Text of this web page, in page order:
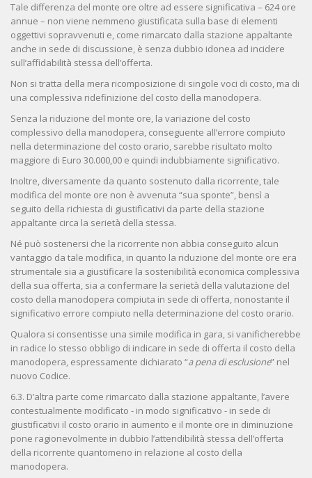
Tale differenza del monte ore oltre ad essere significativa – 624 ore
annue – non viene nemmeno giustificata sulla base di elementi
oggettivi sopravvenuti e, come rimarcato dalla stazione appaltante
anche in sede di discussione, è senza dubbio idonea ad incidere
sull’affidabilità stessa dell’offerta.
Non si tratta della mera ricomposizione di singole voci di costo, ma di
una complessiva ridefinizione del costo della manodopera.
Senza la riduzione del monte ore, la variazione del costo
complessivo della manodopera, conseguente all’errore compiuto
nella determinazione del costo orario, sarebbe risultato molto
maggiore di Euro 30.000,00 e quindi indubbiamente significativo.
Inoltre, diversamente da quanto sostenuto dalla ricorrente, tale
modifica del monte ore non è avvenuta “sua sponte”, bensì a
seguito della richiesta di giustificativi da parte della stazione
appaltante circa la serietà della stessa.
Né può sostenersi che la ricorrente non abbia conseguito alcun
vantaggio da tale modifica, in quanto la riduzione del monte ore era
strumentale sia a giustificare la sostenibilità economica complessiva
della sua offerta, sia a confermare la serietà della valutazione del
costo della manodopera compiuta in sede di offerta, nonostante il
significativo errore compiuto nella determinazione del costo orario.
Qualora si consentisse una simile modifica in gara, si vanificherebbe
in radice lo stesso obbligo di indicare in sede di offerta il costo della
manodopera, espressamente dichiarato “a pena di esclusione” nel
nuovo Codice.
6.3. D’altra parte come rimarcato dalla stazione appaltante, l’avere
contestualmente modificato - in modo significativo - in sede di
giustificativi il costo orario in aumento e il monte ore in diminuzione
pone ragionevolmente in dubbio l’attendibilità stessa dell’offerta
della ricorrente quantomeno in relazione al costo della
manodopera.